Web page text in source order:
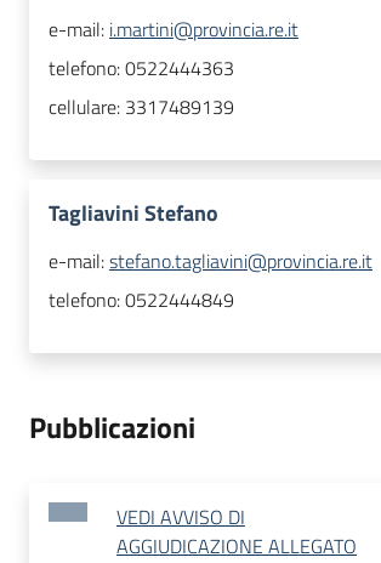
e-mail: i.martini@provincia.re.it
telefono:0522444363
cellulare: 3317489139
Tagliavini Stefano
e-mail:stefano.tagliavini@provincia.re.it
telefono:0522444849
Pubblicazioni
VEDI AVVISO DI
AGGIUDICAZIONE ALLEGATO